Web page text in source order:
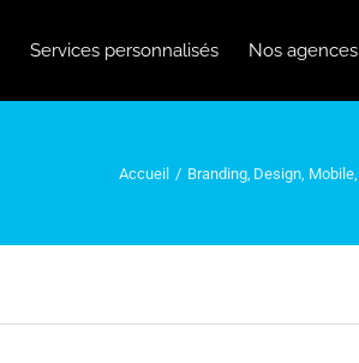
Services personnalisés Nos agences
Accueil Branding Design Mobile